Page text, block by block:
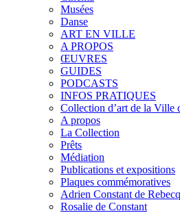
Musées
Danse
ART EN VILLE
A PROPOS
ŒUVRES
GUIDES
PODCASTS
INFOS PRATIQUES
Collection d’art de la Ville
A propos
La Collection
Prêts
Médiation
Publications et expositions
Plaques commémoratives
Adrien Constant de
Rosalie de Constant